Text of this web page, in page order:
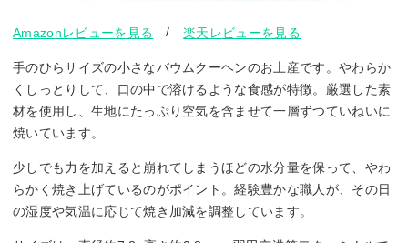
Amazonレビューを見る /楽天レビューを見る
手のひらサイズの小さなバウムクーヘンのお土産です。やわらか
くしっとりして、口の中で溶けるような食感が特徴。厳選した素
材を使用し、生地にたっぷり空気を含ませて一層ずつていねいに
焼いています。
少しでも力を加えると崩れてしまうほどの水分量を保って、やわ
らかく焼き上げているのがポイント。経験豊かな職人が、その日
の湿度や気温に応じて焼き加減を調整しています。